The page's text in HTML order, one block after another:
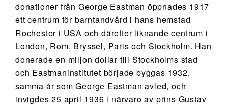
donationer från George Eastman öppnades 1917
ett centrum för barntandvård i hans hemstad
Rochester i USA och därefter liknande centrum i
London, Rom, Bryssel, Paris och Stockholm. Han
donerade en miljon dollar till Stockholms stad
och Eastmaninstitutet började byggas 1932,
samma år som George Eastman avled, och
invigdes 25 april 1936 i närvaro av prins Gustav